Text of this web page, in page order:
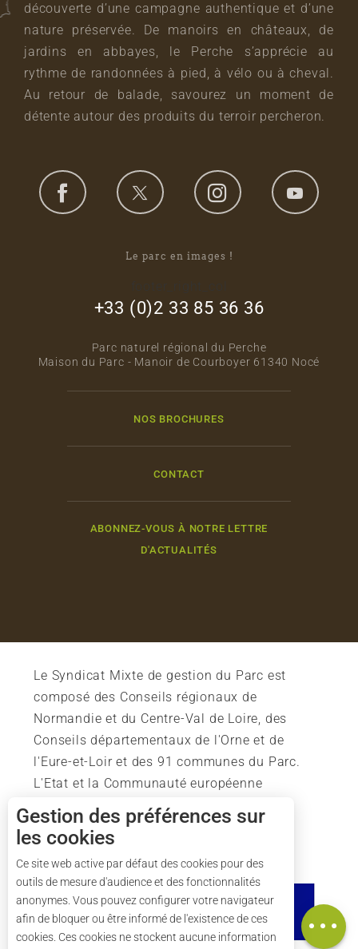
Horaires
Carte
découverte d’une campagne authentique et d’une
nature préservée. De manoirs en châteaux, de
jardins en abbayes, le Perche s’apprécie au
rythme de randonnées à pied, à vélo ou à cheval.
Au retour de balade, savourez un moment de
détente autour des produits du terroir percheron.
Le parc en images !
+33 (0)2 33 85 36 36
Parc naturel régional du Perche
Maison du Parc - Manoir de Courboyer 61340 Nocé
NOS BROCHURES
CONTACT
ABONNEZ-VOUS À NOTRE LETTRE
D'ACTUALITÉS
Le Syndicat Mixte de gestion du Parc est
composé des Conseils régionaux de
Normandie et du Centre-Val de Loire, des
Conseils départementaux de l'Orne et de
l'Eure-et-Loir et des 91 communes du Parc.
L'Etat et la Communauté européenne
soutiennent également l'action du Parc.
Gestion des préférences sur
les cookies
Ce site web active par défaut des cookies pour des
outils de mesure d'audience et des fonctionnalités
anonymes. Vous pouvez configurer votre navigateur
afin de bloquer ou être informé de l'existence de ces
cookies. Ces cookies ne stockent aucune information